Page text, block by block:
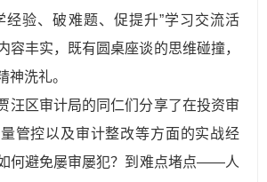
经验、破难题、促提升”学习交流活
容丰实，既有圆桌座谈的思维碰撞，
神洗礼。
汪区审计局的同仁们分享了在投资审
管控以及审计整改等方面的实战经
何避免屡审屡犯？到难点堵点——人